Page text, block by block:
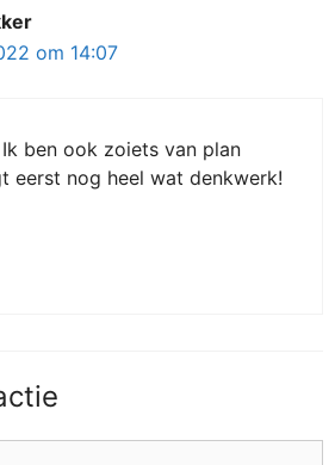
om 14:07
ben ook zoiets van plan
eerst nog heel wat denkwerk!